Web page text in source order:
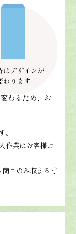
わるため、お
。
作業はお客様ご
商品のみ収まる寸